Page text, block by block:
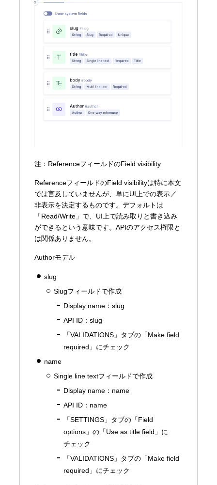
注：ReferenceフィールドのField visibility
ReferenceフィールドのField visibilityは特に本文
では言及していませんが、単にUI上での表示／
非表示を決定するものです。デフォルトは
「Read/Write」で、UI上で読み取りと書き込み
ができるという意味です。APIのアクセス権限と
は関係ありません。
Authorモデル
slug
Slugフィールドで作成
Display name：slug
API ID：slug
「VALIDATIONS」タブの「Make field
required」にチェック
name
Single line textフィールドで作成
Display name：name
API ID：name
「SETTINGS」タブの「Field
options」の「Use as title field」に
チェック
「VALIDATIONS」タブの「Make field
required」にチェック